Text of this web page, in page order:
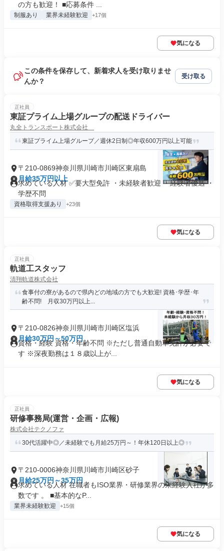
の方も歓迎！ ■応募条件 ...
制服あり 業界未経験歓迎 +17個
気になる
この条件を保存して、新着求人を受け取りませ
んか？
受け取る
正社員
東証プライム上場グループの配送ドライバー
丸全トランスポート株式会社
東証プライム上場グループ／週休2日制◎年収600万円以上可能
〒210-0869神奈川県川崎市川崎区東扇島
月給35万円以上
求めている人材 ✅要大型免許 ・未経験者歓迎 ・経験者優遇 ・
学歴不問
資格取得支援あり +23個
気になる
正社員
軌道工スタッフ
清翔軌道株式会社
食事付の寮があるので県内どの地域の方でも大歓迎! 資格･学歴･年
齢不問! 月収30万円以上...
〒210-0826神奈川県川崎市川崎区塩浜
月給30万円～50万円
資格・経験 資格・年齢不問 ※ただし普通自動車免許が必要で
す ※深夜勤務は１８歳以上が...
気になる
正社員
研修事務局(運営・企画・広報)
株式会社テクノファ
30代活躍中◎／未経験でも月給25万円～！年休120日以上◎
〒210-0006神奈川県川崎市川崎区砂子
月給25万円～35万円
求めている人材 在職者もISO業界・研修業界の未経験入社が多
数です 。 ■基本的なP...
業界未経験歓迎 +15個
気になる